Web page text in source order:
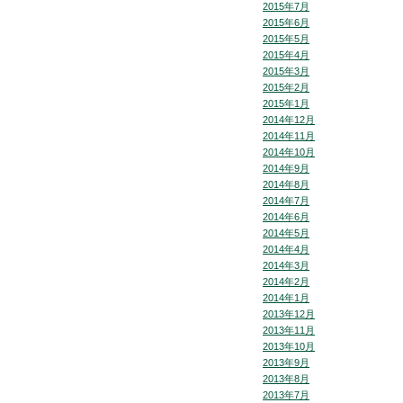
2015年7月
2015年6月
2015年5月
2015年4月
2015年3月
2015年2月
2015年1月
2014年12月
2014年11月
2014年10月
2014年9月
2014年8月
2014年7月
2014年6月
2014年5月
2014年4月
2014年3月
2014年2月
2014年1月
2013年12月
2013年11月
2013年10月
2013年9月
2013年8月
2013年7月